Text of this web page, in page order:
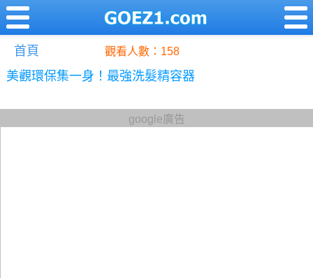
首頁 觀看人數：158
美觀環保集一身！最強洗髮精容器
google廣告